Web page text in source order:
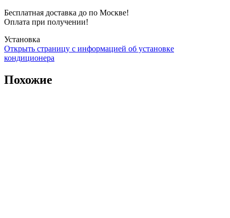
Бесплатная доставка до по Москве!
Оплата при получении!
Установка
Открыть страницу с информацией об установке
кондиционера
Похожие